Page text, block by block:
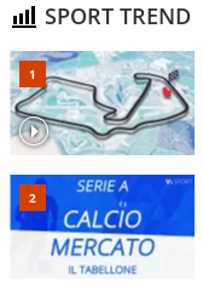
SPORT TREND